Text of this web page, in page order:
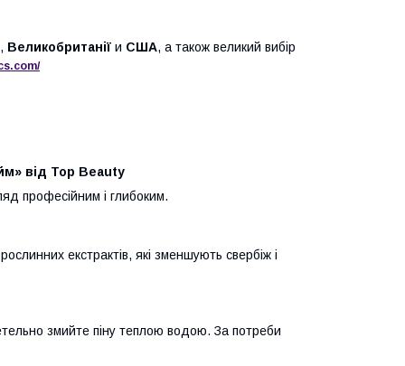
, Великобританії и США, а також великий вибір
.com/
від Top Beauty
професійним і глибоким.
екстрактів, які зменшують свербіж і
змийте піну теплою водою. За потреби